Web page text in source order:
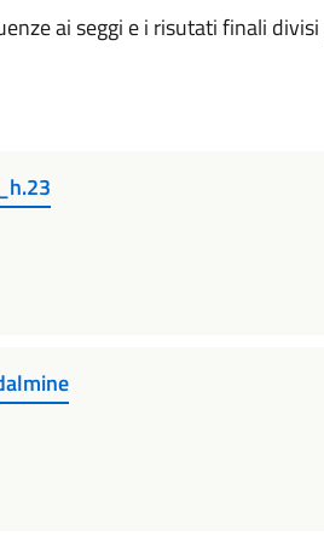
ai seggi e i risutati finali